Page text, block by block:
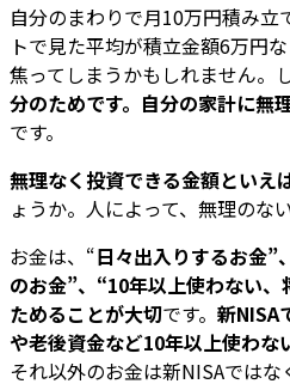
自分のまわりで月10万円積み立
トで見た平均が積立金額6万円
焦ってしまうかもしれません。
分のためです。自分の家計に無
です。
無理なく投資できる金額といえ
ょうか。人によって、無理のな
お金は、“日々出入りするお金”
のお金”、“10年以上使わない
ためることが大切です。 新NISA
や老後資金など10年以上使わな
それ以外のお金は新NISAでは